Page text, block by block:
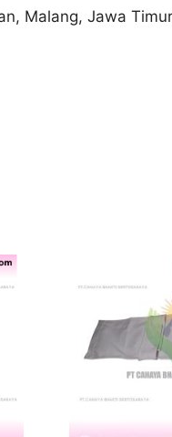
Malang, Jawa